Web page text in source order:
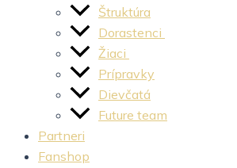
Štruktúra
Dorastenci
Žiaci
Prípravky
Dievčatá
Future team
Partneri
Fanshop